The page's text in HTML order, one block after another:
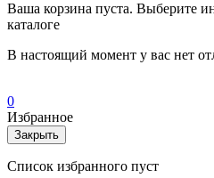
Ваша корзина пуста. Выберите
каталоге
В настоящий момент у вас нет
0
Избранное
Закрыть
Список избранного пуст